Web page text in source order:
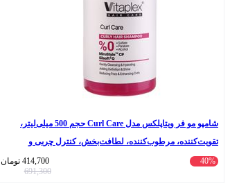
شامپو مو فر ویتاپلکس مدل Curl Care حجم 500 میلی‌لیتر،
تقویت‌کننده، مرطوب‌کننده، لطافت‌بخش، کنترل چربی و
جلوگیری از وز شدن مو، مناسب پوست سر معمولی، دارای
40%
414,700 تومان
691,300